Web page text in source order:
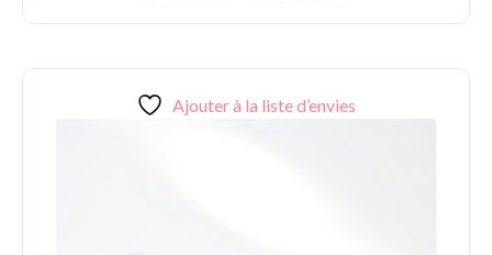
Ajouter à la liste d’envies